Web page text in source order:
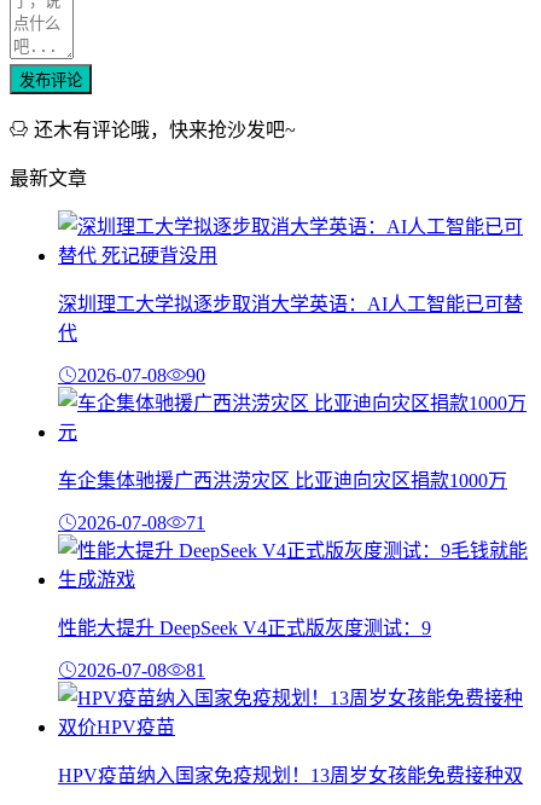
发布评论
还木有评论哦，快来抢沙发吧~
最新文章
深圳理工大学拟逐步取消大学英语：AI人工智能已可替
代
2026-07-08 90
车企集体驰援广西洪涝灾区 比亚迪向灾区捐款1000万
2026-07-08 71
性能大提升 DeepSeek V4正式版灰度测试：9
2026-07-08 81
HPV疫苗纳入国家免疫规划！13周岁女孩能免费接种双